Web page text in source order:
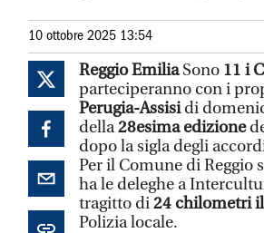
10 ottobre 2025 13:54
Reggio EmiliaSono 11 i
parteciperanno con i
Perugia-Assisidi
della28esima edizione
dopo la sigla degli
Per il Comune di Reggio
ha le deleghe a
tragitto di24 chilometri
Polizia locale.